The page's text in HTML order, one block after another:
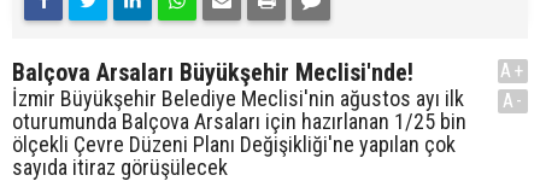
Balçova Arsaları Büyükşehir Meclisi'nde!
İzmir Büyükşehir Belediye Meclisi'nin ağustos ayı ilk
oturumunda Balçova Arsaları için hazırlanan 1/25 bin
ölçekli Çevre Düzeni Planı Değişikliği'ne yapılan çok
sayıda itiraz görüşülecek
A+
A-